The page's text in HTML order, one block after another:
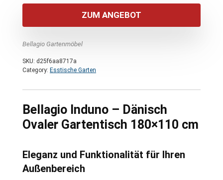
war:
1.060,00 €
ist:
780,00 €.
ZUM ANGEBOT
Bellagio Gartenmöbel
SKU: d25f6aa8717a
Category: Esstische Garten
Bellagio Induno – Dänisch
Ovaler Gartentisch 180×110 cm
Eleganz und Funktionalität für Ihren
Außenbereich